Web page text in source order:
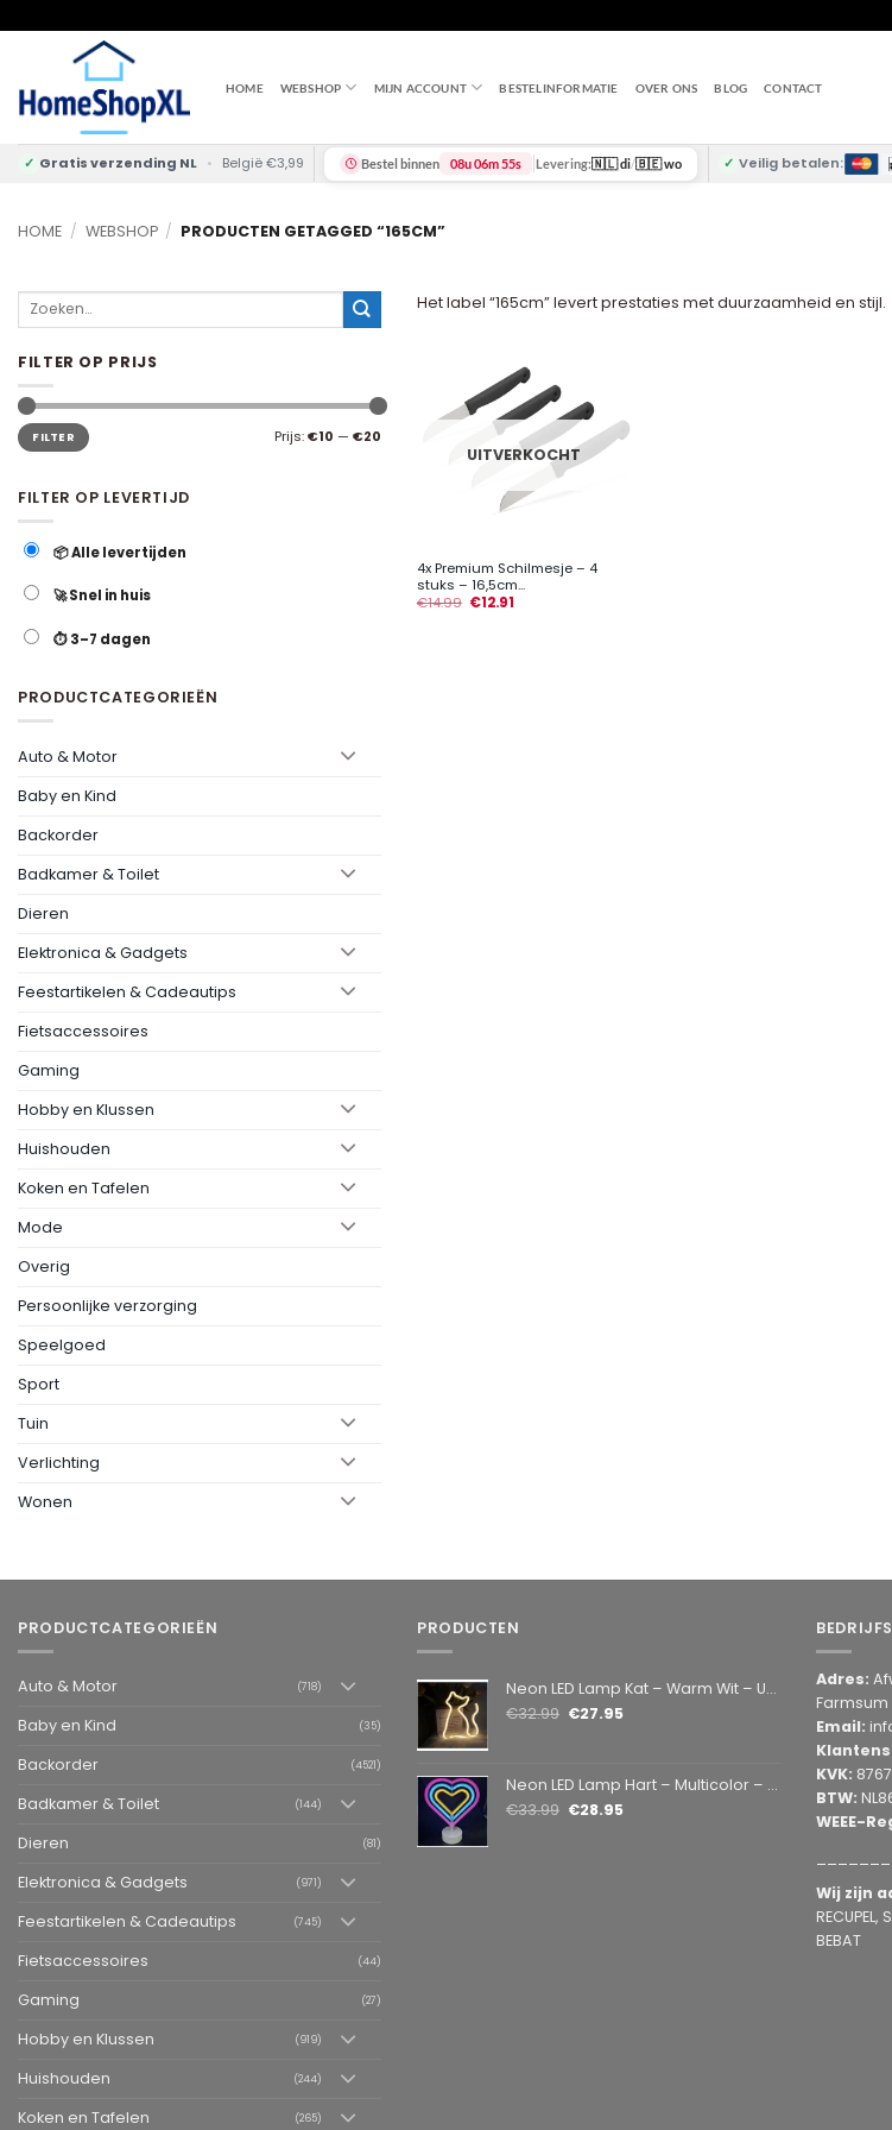
to
HOME WEBSHOP MIJN ACCOUNT BESTELINFORMATIE OVER ONS BLOG CONTACT
✓ Gratis verzending NL • België €3,99 Bestel binnen 08u 06m 54s Levering:🇳🇱 di/🇧🇪 wo ✓ Veilig betalen:
HOME / WEBSHOP / PRODUCTEN GETAGGED “165CM”
Zoeken
FILTER OP PRIJS
Min.
prijs
Max.
prijsFILTER Prijs:€10 — €20
FILTER OP LEVERTIJD
📦 Alle levertijden
🚀 Snel in huis
⏱️ 3–7 dagen
PRODUCTCATEGORIEËN
Auto & Motor
Baby en Kind
Backorder
Badkamer & Toilet
Dieren
Elektronica & Gadgets
Feestartikelen & Cadeautips
Fietsaccessoires
Gaming
Hobby en Klussen
Huishouden
Koken en Tafelen
Mode
Overig
Persoonlijke verzorging
Speelgoed
Sport
Tuin
Verlichting
Wonen
Het label “165cm” levert prestaties met duurzaamheid en stijl.
UITVERKOCHT
4x Premium Schilmesje – 4
stuks – 16,5cm...
€14.99 €12.91
PRODUCTCATEGORIEËN
Auto & Motor (718)
Baby en Kind (35)
Backorder (4521)
Badkamer & Toilet (144)
Dieren (81)
Elektronica & Gadgets (971)
Feestartikelen & Cadeautips (745)
Fietsaccessoires (44)
Gaming (27)
Hobby en Klussen (919)
Huishouden (244)
Koken en Tafelen (265)
PRODUCTEN
Neon LED Lamp Kat – Warm Wit – USB & Batterij – Decoratieve Tafellamp voor Kinderkamer – 28,5 x 24,5 cm
€32.99 €27.95
Neon LED Lamp Hart – Multicolor – USB & Batterij – Hartvormige Sfeerlamp – Kinderkamer & Slaapkamer – 25,2 x 23 cm
€33.99 €28.95
Adres:
Farmsum
Email:
KVK:
BTW:
WEEE-
Wij zijn
RECUPEL,
BEBAT